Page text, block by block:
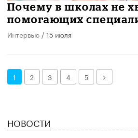
Почему в школах не
помогающих
Интервью / 15 июля
1 2 3 4 5 Далее
НОВОСТИ